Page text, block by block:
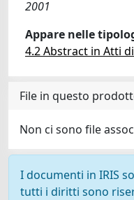
2001
Appare nelle
4.2 Abstract in Atti
File in questo
Non ci sono file
I documenti in IRIS
tutti i diritti sono